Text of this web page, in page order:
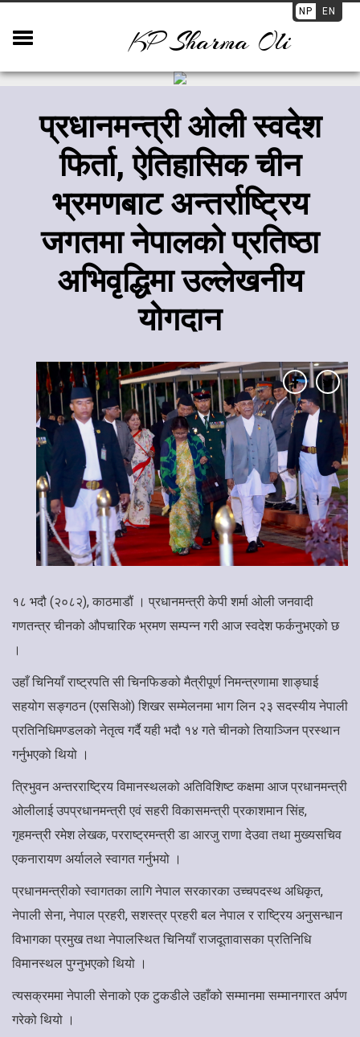
NP EN
KP Sharma Oli
प्रधानमन्त्री ओली स्वदेश
फिर्ता, ऐतिहासिक चीन
भ्रमणबाट अन्तर्राष्ट्रिय
जगतमा नेपालको प्रतिष्ठा
अभिवृद्धिमा उल्लेखनीय
योगदान
१८ भदौ (२०८२), काठमाडौं । प्रधानमन्त्री केपी शर्मा ओली जनवादी
गणतन्त्र चीनको औपचारिक भ्रमण सम्पन्न गरी आज स्वदेश फर्कनुभएको छ
।
उहाँ चिनियाँ राष्ट्रपति सी चिनफिङको मैत्रीपूर्ण निमन्त्रणामा शाङ्घाई
सहयोग सङ्गठन (एससिओ) शिखर सम्मेलनमा भाग लिन २३ सदस्यीय नेपाली
प्रतिनिधिमण्डलको नेतृत्व गर्दै यही भदौ १४ गते चीनको तियाञ्जिन प्रस्थान
गर्नुभएको थियो ।
त्रिभुवन अन्तरराष्ट्रिय विमानस्थलको अतिविशिष्ट कक्षमा आज प्रधानमन्त्री
ओलीलाई उपप्रधानमन्त्री एवं सहरी विकासमन्त्री प्रकाशमान सिंह,
गृहमन्त्री रमेश लेखक, परराष्ट्रमन्त्री डा आरजु राणा देउवा तथा मुख्यसचिव
एकनारायण अर्यालले स्वागत गर्नुभयो ।
प्रधानमन्त्रीको स्वागतका लागि नेपाल सरकारका उच्चपदस्थ अधिकृत,
नेपाली सेना, नेपाल प्रहरी, सशस्त्र प्रहरी बल नेपाल र राष्ट्रिय अनुसन्धान
विभागका प्रमुख तथा नेपालस्थित चिनियाँ राजदूतावासका प्रतिनिधि
विमानस्थल पुग्नुभएको थियो ।
त्यसक्रममा नेपाली सेनाको एक टुकडीले उहाँको सम्मानमा सम्मानगारत अर्पण
गरेको थियो ।